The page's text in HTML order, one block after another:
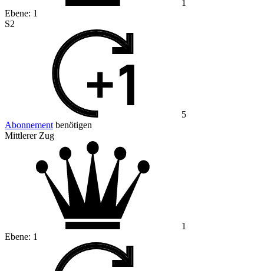
1
Ebene: 1
S2
5
Abonnement benötigen
Mittlerer Zug
1
Ebene: 1